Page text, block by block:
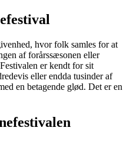
hvor folk samles for at
af forårssæsonen eller
er kendt for sit
eller endda tusinder af
en betagende glød. Det er en